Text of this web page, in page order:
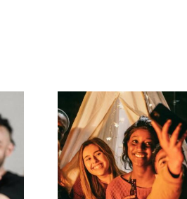
Jak tworzyć
wyzwania na
które